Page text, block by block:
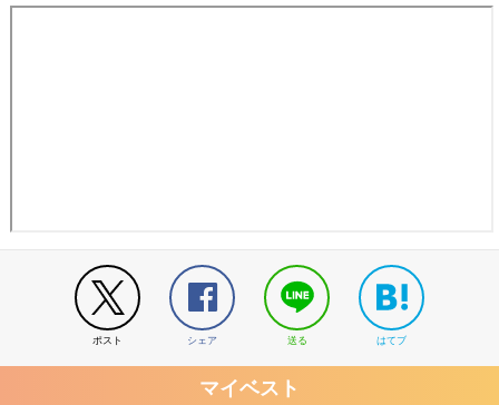
ポスト シェア 送る はてブ
マイベスト